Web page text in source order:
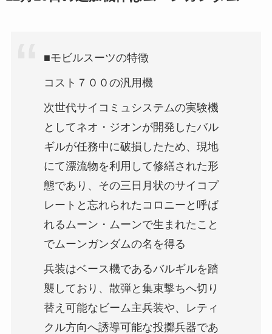
■モビルスーツの特徴
コスト７００の汎用機
次世代サイコミュシステムの実験機
としてネオ・ジオンが開発したバル
ギルが任務中に破損したため、現地
にて漂流物を利用して修繕された形
態であり、その三日月状のサイコプ
レートと忘れられたコロニーと呼ば
れるムーン・ムーンで生まれたこと
でムーンガンダムの名を得る
兵装はベース機であるバルギルを踏
襲しており、散弾と集束撃ちへ切り
替え可能なビーム主兵装や、レティ
クル方向へ誘導可能な投擲兵器であ